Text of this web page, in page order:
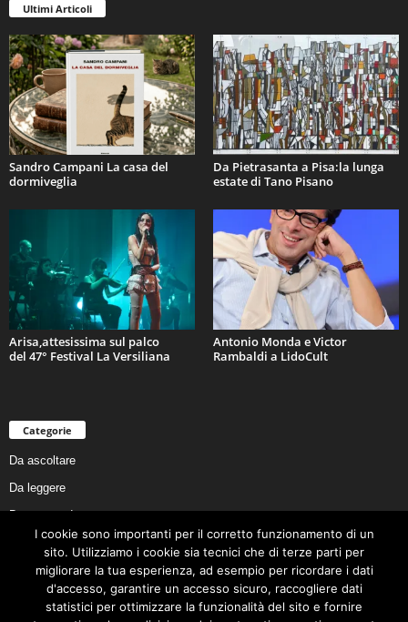
Ultimi Articoli
Sandro Campani La casa del
dormiveglia
Da Pietrasanta a Pisa:la lunga
estate di Tano Pisano
Arisa,attesissima sul palco
del 47° Festival La Versiliana
Antonio Monda e Victor
Rambaldi a LidoCult
Categorie
Da ascoltare
Da leggere
Da non perdere
Da conoscere
Da preservare
Da vivere
I cookie sono importanti per il corretto funzionamento di un
sito. Utilizziamo i cookie sia tecnici che di terze parti per
migliorare la tua esperienza, ad esempio per ricordare i dati
d'accesso, garantire un accesso sicuro, raccogliere dati
statistici per ottimizzare la funzionalità del sito e fornire